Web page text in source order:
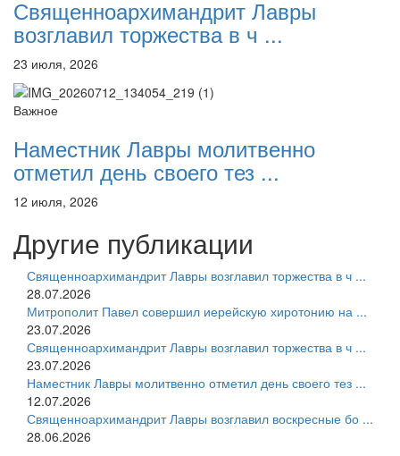
Священноархимандрит Лавры
возглавил торжества в ч ...
23 июля, 2026
Важное
Наместник Лавры молитвенно
отметил день своего тез ...
12 июля, 2026
Другие публикации
Священноархимандрит Лавры возглавил торжества в ч ...
28.07.2026
Митрополит Павел совершил иерейскую хиротонию на ...
23.07.2026
Священноархимандрит Лавры возглавил торжества в ч ...
23.07.2026
Наместник Лавры молитвенно отметил день своего тез ...
12.07.2026
Священноархимандрит Лавры возглавил воскресные бо ...
28.06.2026